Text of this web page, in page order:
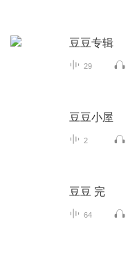
豆豆专辑
29
豆豆小屋
2
豆豆 完
64